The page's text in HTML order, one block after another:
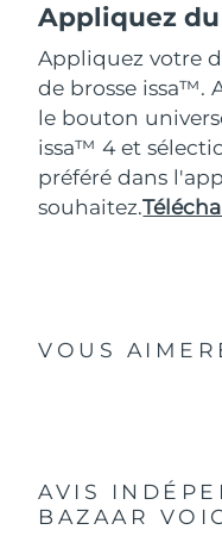
Appliquez
Appliquez votre
de brosse issa™.
le bouton
issa™ 4 et
préféré dans
souhaitez.
VOUS
AVIS
BAZAAR